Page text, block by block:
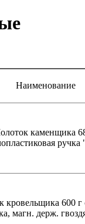
Наименование
каменщика
кровельщика 600 г
магн. держ.